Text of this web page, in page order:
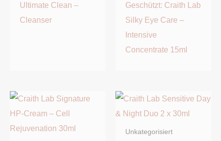
Ultimate Clean –
Cleanser
Geschützt: Craith Lab
Silky Eye Care –
Intensive
Concentrate 15ml
Unkategorisiert